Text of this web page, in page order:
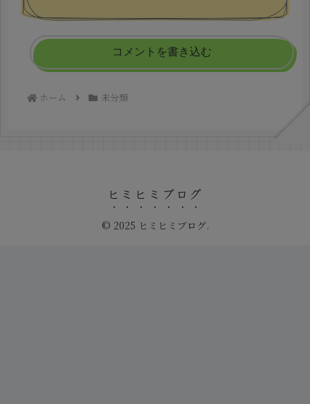
コメントを書き込む
ホーム 未分類
ヒミヒミブログ
© 2025 ヒミヒミブログ.